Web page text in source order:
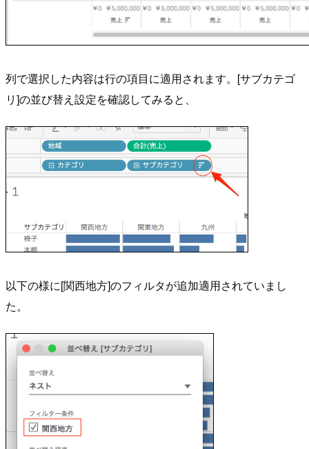
列で選択した内容は行の項目に適用されます。[サブカテゴ
リ]の並び替え設定を確認してみると、
以下の様に[関西地方]のフィルタが追加適用されていまし
た。